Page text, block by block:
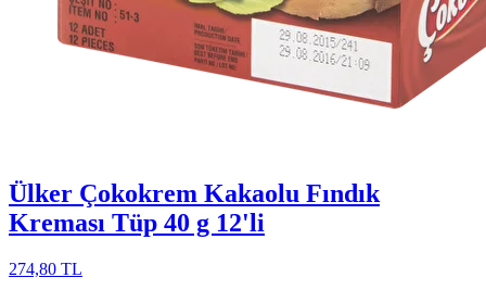
Ülker Çokokrem Kakaolu Fındık
Kreması Tüp 40 g 12'li
274,80 TL